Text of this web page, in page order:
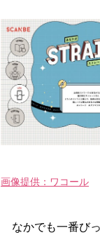
画像提供：ワコール
なかでも一番び